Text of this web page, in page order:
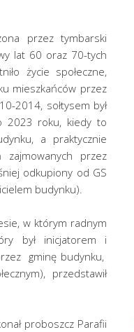
przez tymbarski
lat 60 oraz 70-tych
życie społeczne,
mieszkańców przez
2014, sołtysem był
2023 roku, kiedy to
a praktycznie
zajmowanych przez
odkupiony od GS
budynku).
w którym radnym
był inicjatorem i
gminę budynku,
przedstawił
proboszcz Parafii